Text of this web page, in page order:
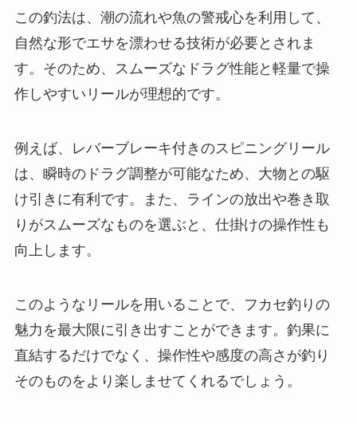
この釣法は、潮の流れや魚の警戒心を利用して、
自然な形でエサを漂わせる技術が必要とされま
す。そのため、スムーズなドラグ性能と軽量で操
作しやすいリールが理想的です。
例えば、レバーブレーキ付きのスピニングリール
は、瞬時のドラグ調整が可能なため、大物との駆
け引きに有利です。また、ラインの放出や巻き取
りがスムーズなものを選ぶと、仕掛けの操作性も
向上します。
このようなリールを用いることで、フカセ釣りの
魅力を最大限に引き出すことができます。釣果に
直結するだけでなく、操作性や感度の高さが釣り
そのものをより楽しませてくれるでしょう。